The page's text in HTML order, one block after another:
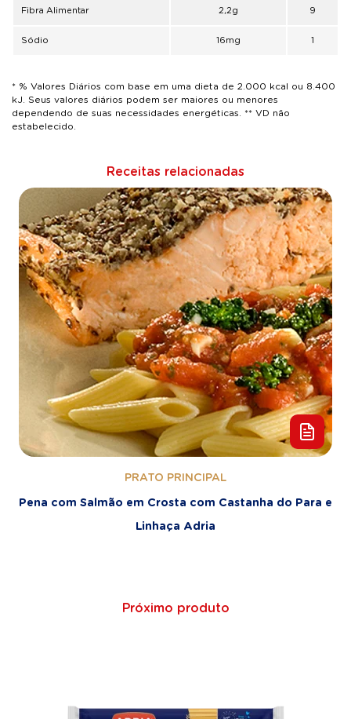
Fibra Alimentar 2,2g 9
Sódio 16mg 1
* % Valores Diários com base em uma dieta de 2.000 kcal ou 8.400
kJ. Seus valores diários podem ser maiores ou menores
dependendo de suas necessidades energéticas. ** VD não
estabelecido.
Receitas relacionadas
PRATO PRINCIPAL
Pena com Salmão em Crosta com Castanha do Para e
Linhaça Adria
Próximo produto